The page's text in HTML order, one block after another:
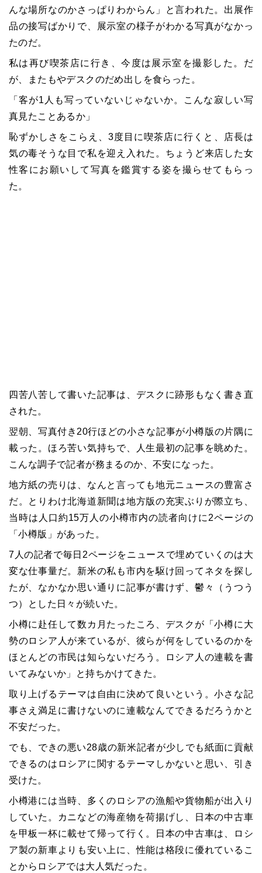
んな場所なのかさっぱりわからん」と言われた。出展作
品の接写ばかりで、展示室の様子がわかる写真がなかっ
たのだ。
私は再び喫茶店に行き、今度は展示室を撮影した。だ
が、またもやデスクのだめ出しを食らった。
「客が1人も写っていないじゃないか。こんな寂しい写
真見たことあるか」
恥ずかしさをこらえ、3度目に喫茶店に行くと、店長は
気の毒そうな目で私を迎え入れた。ちょうど来店した女
性客にお願いして写真を鑑賞する姿を撮らせてもらっ
た。
四苦八苦して書いた記事は、デスクに跡形もなく書き直
された。
翌朝、写真付き20行ほどの小さな記事が小樽版の片隅に
載った。ほろ苦い気持ちで、人生最初の記事を眺めた。
こんな調子で記者が務まるのか、不安になった。
地方紙の売りは、なんと言っても地元ニュースの豊富さ
だ。とりわけ北海道新聞は地方版の充実ぶりが際立ち、
当時は人口約15万人の小樽市内の読者向けに2ページの
「小樽版」があった。
7人の記者で毎日2ページをニュースで埋めていくのは大
変な仕事量だ。新米の私も市内を駆け回ってネタを探し
たが、なかなか思い通りに記事が書けず、鬱々（うつう
つ）とした日々が続いた。
小樽に赴任して数カ月たったころ、デスクが「小樽に大
勢のロシア人が来ているが、彼らが何をしているのかを
ほとんどの市民は知らないだろう。ロシア人の連載を書
いてみないか」と持ちかけてきた。
取り上げるテーマは自由に決めて良いという。小さな記
事さえ満足に書けないのに連載なんてできるだろうかと
不安だった。
でも、できの悪い28歳の新米記者が少しでも紙面に貢献
できるのはロシアに関するテーマしかないと思い、引き
受けた。
小樽港には当時、多くのロシアの漁船や貨物船が出入り
していた。カニなどの海産物を荷揚げし、日本の中古車
を甲板一杯に載せて帰って行く。日本の中古車は、ロシ
ア製の新車よりも安い上に、性能は格段に優れているこ
とからロシアでは大人気だった。